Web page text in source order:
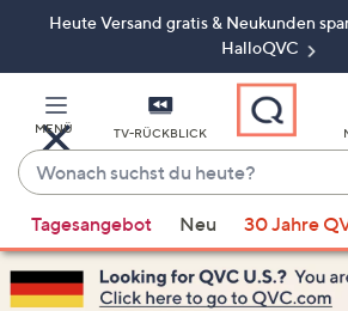
ZumHeute Versand gratis & Neukunden
HalloQVC
MENÜ TV-RÜCKBLICK
Wonach
suchst
du
heute?
Vorschläge
verfügbar
sind,
Tagesangebot Neu 30 Jahre